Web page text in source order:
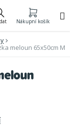
Nákupní košík
meloun 65x50cm M